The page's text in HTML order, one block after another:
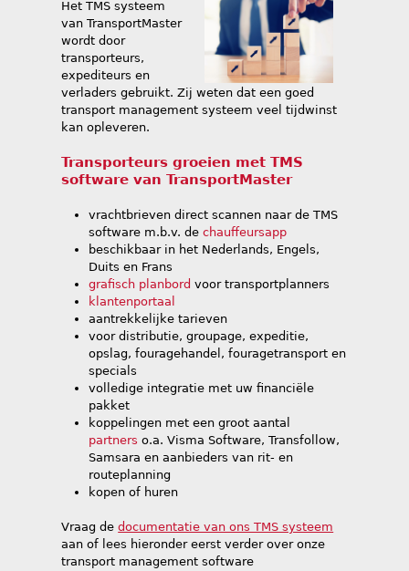
n
t
h
i
e
r
Het TMS systeem
van TransportMaster
wordt door
transporteurs,
expediteurs en
verladers gebruikt. Zij weten dat een goed
transport management systeem veel tijdwinst
kan opleveren.
Transporteurs groeien met TMS
software van TransportMaster
vrachtbrieven direct scannen naar de TMS
software m.b.v. dechauffeursapp
beschikbaar in het Nederlands, Engels,
Duits en Frans
grafisch planbord voor transportplanners
klantenportaal
aantrekkelijke tarieven
voor distributie, groupage, expeditie,
opslag, fouragehandel, fouragetransport en
specials
volledige integratie met uw financiële
pakket
koppelingen met een groot aantal
partners o.a. Visma Software, Transfollow,
Samsara en aanbieders van rit- en
routeplanning
kopen of huren
Vraagdedocumentatie van ons TMS systeem
aan of lees hieronder eerst verder over onze
transport management software